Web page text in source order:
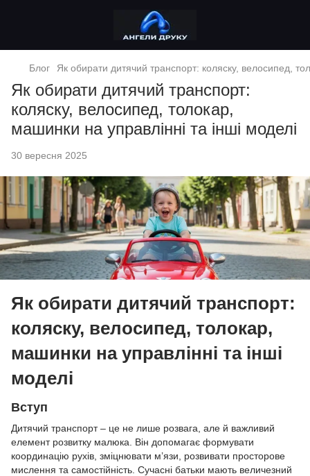
Блог Як обирати дитячий транспорт: коляску, велосипед,
Як обирати дитячий транспорт:
коляску, велосипед, толокар,
машинки на управлінні та інші моделі
30 вересня 2025
Як обирати дитячий транспорт:
коляску, велосипед, толокар,
машинки на управлінні та інші
моделі
Вступ
Дитячий транспорт – це не лише розвага, але й важливий
елемент розвитку малюка. Він допомагає формувати
координацію рухів, зміцнювати м’язи, розвивати просторове
мислення та самостійність. Сучасні батьки мають величезний